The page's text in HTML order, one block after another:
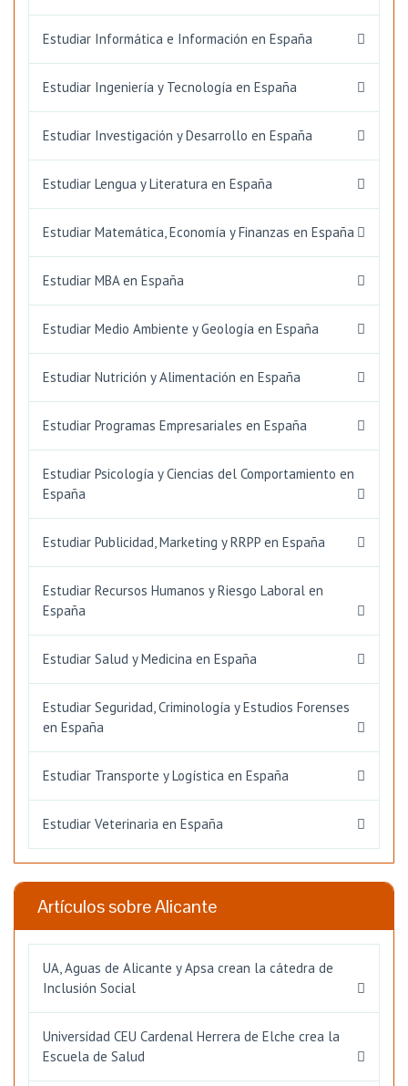
Estudiar Informática e Información en España
Estudiar Ingeniería y Tecnología en España
Estudiar Investigación y Desarrollo en España
Estudiar Lengua y Literatura en España
Estudiar Matemática, Economía y Finanzas en España
Estudiar MBA en España
Estudiar Medio Ambiente y Geología en España
Estudiar Nutrición y Alimentación en España
Estudiar Programas Empresariales en España
Estudiar Psicología y Ciencias del Comportamiento en
España
Estudiar Publicidad, Marketing y RRPP en España
Estudiar Recursos Humanos y Riesgo Laboral en
España
Estudiar Salud y Medicina en España
Estudiar Seguridad, Criminología y Estudios Forenses
en España
Estudiar Transporte y Logística en España
Estudiar Veterinaria en España
Artículos sobre Alicante
UA, Aguas de Alicante y Apsa crean la cátedra de
Inclusión Social
Universidad CEU Cardenal Herrera de Elche crea la
Escuela de Salud